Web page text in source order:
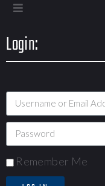
Login:
Remember Me